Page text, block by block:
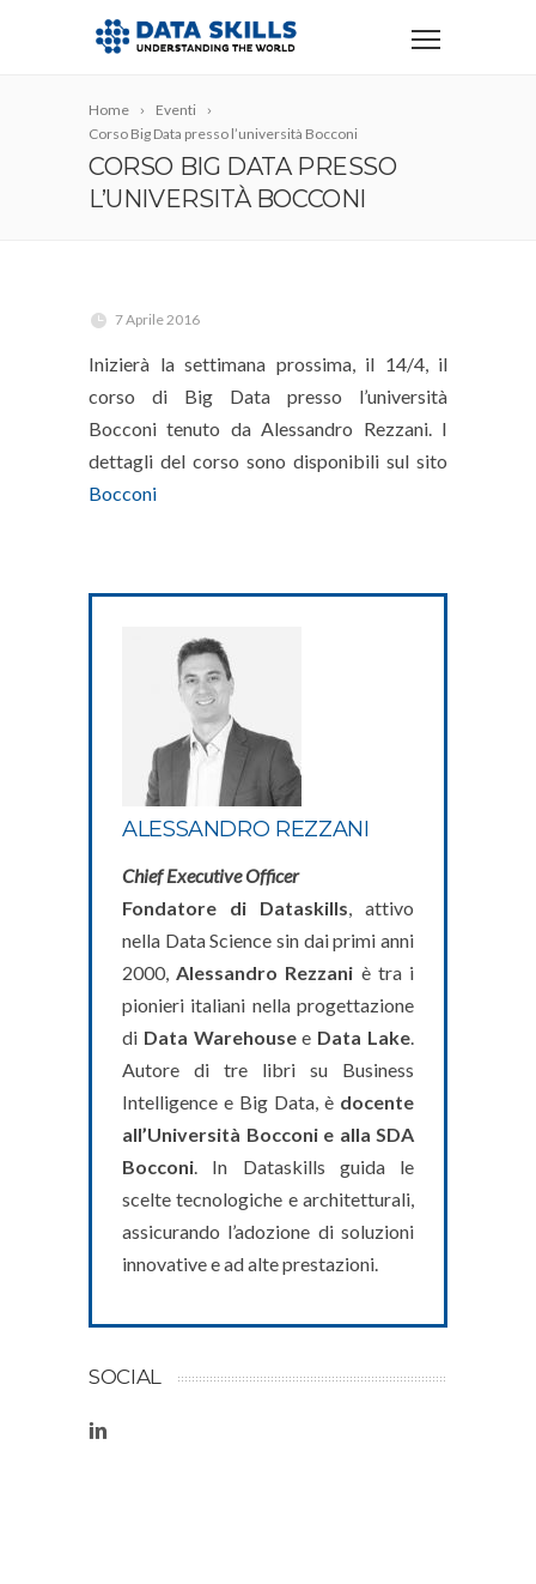
Home
Eventi
Corso Big Data presso l’università Bocconi
CORSO BIG DATA PRESSO
L’UNIVERSITÀ BOCCONI
7 Aprile 2016
Inizierà la settimana prossima, il 14/4, il
corso di Big Data presso l’università
Bocconi tenuto da Alessandro Rezzani. I
dettagli del corso sono disponibili sul sito
Bocconi
ALESSANDRO REZZANI
Chief Executive Officer
Fondatore di Dataskills, attivo
nella Data Science sin dai primi anni
2000,Alessandro Rezzani è tra i
pionieri italiani nella progettazione
di Data Warehousee Data Lake.
Autore di tre libri su Business
Intelligence e Big Data, è docente
all’Università Bocconi e alla SDA
Bocconi. In Dataskills guida le
scelte tecnologiche e architetturali,
assicurando l’adozione di soluzioni
innovative e ad alte prestazioni.
SOCIAL